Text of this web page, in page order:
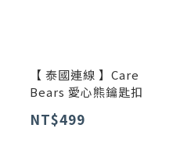
【 泰國連線 】Care
Bears 愛心熊鑰匙扣
NT$499